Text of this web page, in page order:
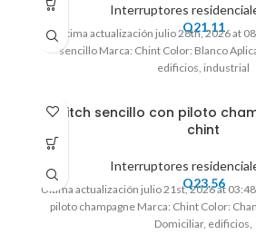
Interruptores
Q21.11
Ultima actualización julio 28th, 2026 at
sencillo Marca: Chint Color: Blanco
edificios, industrial
Switch sencillo con piloto
chint
Interruptores
Q23.56
Ultima actualización julio 21st, 2026 at
piloto champagne Marca: Chint Color:
Domiciliar, edificios,